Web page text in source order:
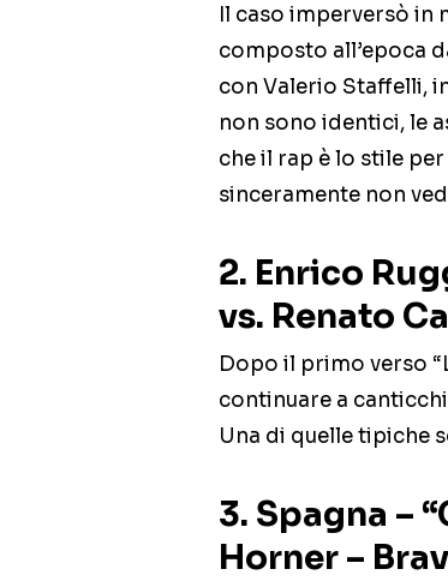
Il caso imperversò in
composto all’epoca
con Valerio Staffelli,
non sono identici, le
che il rap è lo stile
sinceramente non
2. Enrico
vs. Renato
Dopo il primo verso
continuare a
Una di quelle tipiche
3. Spagna –
Horner –